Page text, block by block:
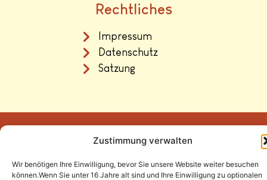
Zustimmung verwalten
Wir benötigen Ihre Einwilligung, bevor Sie unsere Website weiter besuchen
können.Wenn Sie unter 16 Jahre alt sind und Ihre Einwilligung zu optionalen
Rechtliches
Impressum
Datenschutz
Satzung
Tel.:(02646) 915928